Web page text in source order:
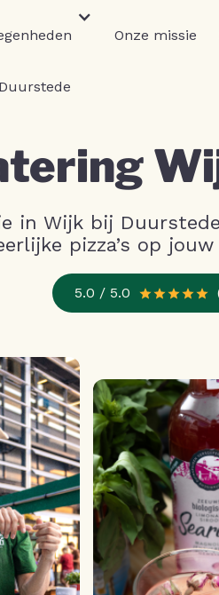
Onze missie
in Wijk bij
pizza’s op
5.0 / 5.0